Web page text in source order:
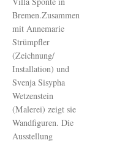
Bremen.Zusammen
mit Annemarie
Strümpfler
(Zeichnung/
Installation) und
Svenja Sisypha
Wetzenstein
(Malerei) zeigt sie
Wandfiguren. Die
Ausstellung